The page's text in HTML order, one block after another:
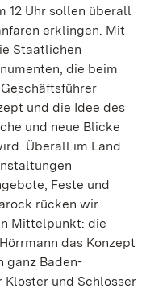
12 Uhr sollen überall
erklingen. Mit
Staatlichen
die beim
und die Idee des
und neue Blicke
Überall im Land
Feste und
rücken wir
Mittelpunkt: die
das Konzept
ganz Baden-
und Schlösser